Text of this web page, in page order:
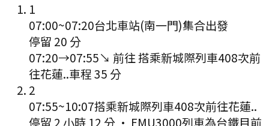
1
07:00~07:20台北車站(南一門)集合出發
停留 20 分
07:20→07:55↘ 前往搭乘新城際列車408次前
往花蓮..車程35 分
2
07:55~10:07搭乘新城際列車408次前往花蓮..
停留 2 小時 12 分 · EMU3000列車為台鐵目前